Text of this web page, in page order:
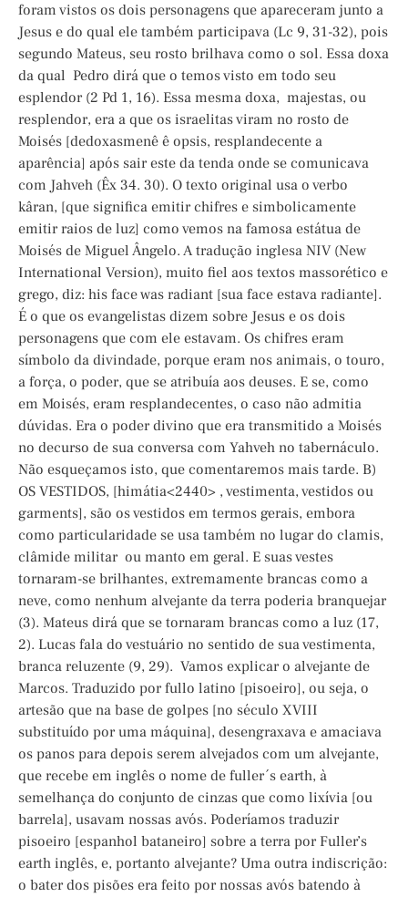
foram vistos os dois personagens que apareceram junto a
Jesus e do qual ele também participava (Lc 9, 31-32), pois
segundo Mateus, seu rosto brilhava como o sol. Essa doxa
da qual Pedro dirá que o temos visto em todo seu
esplendor (2 Pd 1, 16). Essa mesma doxa, majestas, ou
resplendor, era a que os israelitas viram no rosto de
Moisés [dedoxasmenê ê opsis, resplandecente a
aparência] após sair este da tenda onde se comunicava
com Jahveh (Êx 34. 30). O texto original usa o verbo
kâran, [que significa emitir chifres e simbolicamente
emitir raios de luz] como vemos na famosa estátua de
Moisés de Miguel Ângelo. A tradução inglesa NIV (New
International Version), muito fiel aos textos massorético e
grego, diz: his face was radiant [sua face estava radiante].
É o que os evangelistas dizem sobre Jesus e os dois
personagens que com ele estavam. Os chifres eram
símbolo da divindade, porque eram nos animais, o touro,
a força, o poder, que se atribuía aos deuses. E se, como
em Moisés, eram resplandecentes, o caso não admitia
dúvidas. Era o poder divino que era transmitido a Moisés
no decurso de sua conversa com Yahveh no tabernáculo.
Não esqueçamos isto, que comentaremos mais tarde. B)
OS VESTIDOS, [himátia<2440> , vestimenta, vestidos ou
garments], são os vestidos em termos gerais, embora
como particularidade se usa também no lugar do clamis,
clâmide militar ou manto em geral. E suas vestes
tornaram-se brilhantes, extremamente brancas como a
neve, como nenhum alvejante da terra poderia branquejar
(3). Mateus dirá que se tornaram brancas como a luz (17,
2). Lucas fala do vestuário no sentido de sua vestimenta,
branca reluzente (9, 29). Vamos explicar o alvejante de
Marcos. Traduzido por fullo latino [pisoeiro], ou seja, o
artesão que na base de golpes [no século XVIII
substituído por uma máquina], desengraxava e amaciava
os panos para depois serem alvejados com um alvejante,
que recebe em inglês o nome de fuller´s earth, à
semelhança do conjunto de cinzas que como lixívia [ou
barrela], usavam nossas avós. Poderíamos traduzir
pisoeiro [espanhol bataneiro] sobre a terra por Fuller’s
earth inglês, e, portanto alvejante? Uma outra indiscrição:
o bater dos pisões era feito por nossas avós batendo à